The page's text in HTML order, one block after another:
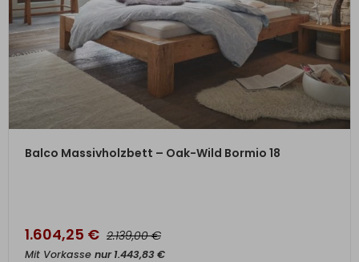
ZUM PRODUKT
Balco Massivholzbett – Oak-Wild Bormio 18
1.604,25 € 2.139,00€
Mit Vorkasse nur1.443,83€